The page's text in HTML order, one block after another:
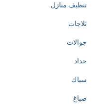
تنظيف منازل
ثلاجات
جوالات
حداد
سباك
صباغ